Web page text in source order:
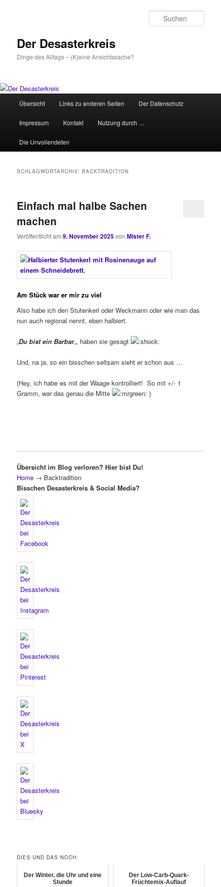
Der Desasterkreis
Dinge des Alltags – (K)eine Ansichtssache?
HauptmenüÜbersicht Links zu anderen Seiten Der Datenschutz
Impressum Kontakt Nutzung durch …
Die Unvollendeten
SCHLAGWORTARCHIV:BACKTRADITION
Einfach mal halbe Sachen
machen
Veröffentlicht am9. November 2025vonMister F.
Am Stück war er mir zu viel
Also habe ich den Stutenkerl oder Weckmann oder wie man das
nun auch regional nennt, eben halbiert.
„Du bist ein Barbar„, haben sie gesagt
Und, na ja, so ein bisschen seltsam sieht er schon aus …
(Hey, ich habe es mit der Waage kontrolliert! So mit +/- 1
Gramm, war das genau die Mitte
)
Übersicht im Blog verloren? Hier bist Du!
Home → Backtradition
Bisschen Desasterkreis & Social Media?
DIES UND DAS NOCH:
Der Winter, die Uhr und eine
Stunde
Der Low-Carb-Quark-
Früchtemix-Auflauf